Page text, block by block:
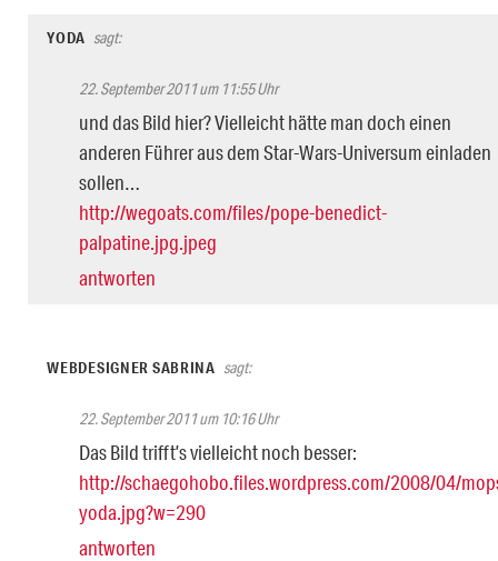
YODA sagt:
22. September 2011 um 11:55 Uhr
und das Bild hier? Vielleicht hätte man doch einen
anderen Führer aus dem Star-Wars-Universum einladen
sollen…
http://wegoats.com/files/pope-benedict-
palpatine.jpg.jpeg
antworten
WEBDESIGNER SABRINA sagt:
22. September 2011 um 10:16 Uhr
Das Bild trifft’s vielleicht noch besser:
http://schaegohobo.files.wordpress.com/2008/04/
yoda.jpg?w=290
antworten